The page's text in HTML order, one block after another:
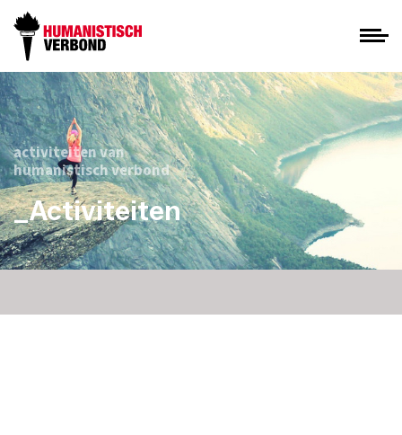
activiteiten van
humanistisch verbond
_Activiteiten